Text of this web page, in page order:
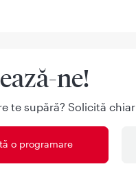
ne!
te supără? Solicită
o programare